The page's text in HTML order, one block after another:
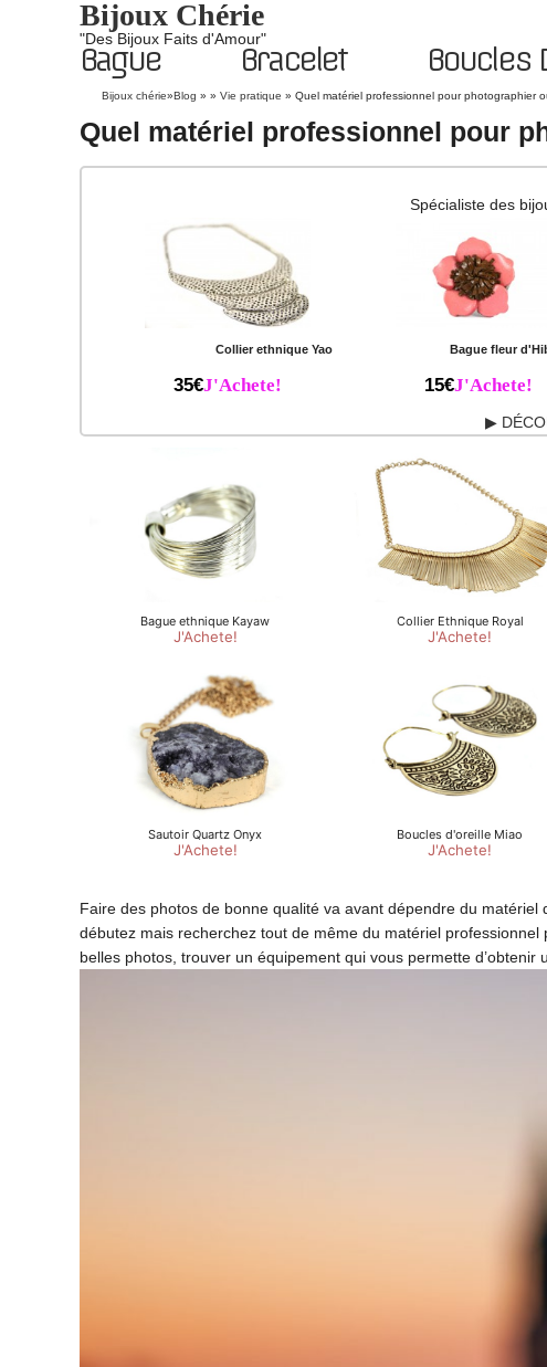
Bijoux Chérie
"Des Bijoux Faits d'Amour"
Bague Bracelet Boucles
Bijoux chérie»Blog » » Vie pratique » Quel matériel professionnel pour photographier
Quel matériel professionnel pour
Spécialiste des
Collier ethnique Yao
35€J'Achete!
Bague fleur
15€J'Achete!
▶
Faire des photos de bonne qualité va avant dépendre du
débutez mais recherchez tout de même du matériel
belles photos, trouver un équipement qui vous permette d’obtenir